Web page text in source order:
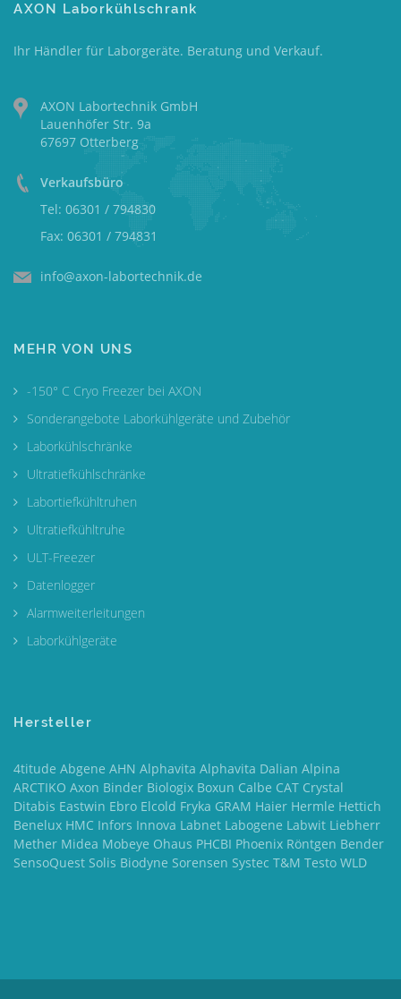
AXON Laborkühlschrank
Ihr Händler für Laborgeräte. Beratung und Verkauf.
AXON Labortechnik GmbH
Lauenhöfer Str. 9a
67697 Otterberg
Verkaufsbüro
Tel: 06301 / 794830
Fax: 06301 / 794831
info@axon-labortechnik.de
MEHR VON UNS
-150° C Cryo Freezer bei AXON
Sonderangebote Laborkühlgeräte und Zubehör
Laborkühlschränke
Ultratiefkühlschränke
Labortiefkühltruhen
Ultratiefkühltruhe
ULT-Freezer
Datenlogger
Alarmweiterleitungen
Laborkühlgeräte
Hersteller
4titude Abgene AHN Alphavita Alphavita Dalian Alpina
ARCTIKO Axon Binder Biologix Boxun Calbe CAT Crystal
Ditabis Eastwin Ebro Elcold Fryka GRAM Haier Hermle Hettich
Benelux HMC Infors Innova Labnet Labogene Labwit Liebherr
Mether Midea Mobeye Ohaus PHCBI Phoenix Röntgen Bender
SensoQuest Solis Biodyne Sorensen Systec T&M Testo WLD